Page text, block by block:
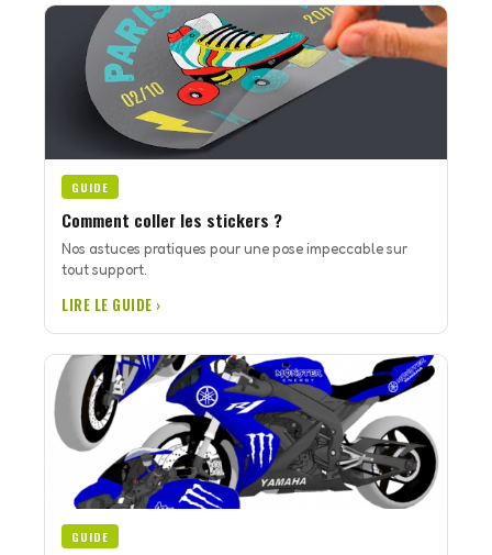
GUIDE
Comment coller les stickers ?
Nos astuces pratiques pour une pose impeccable sur
tout support.
LIRE LE GUIDE ›
GUIDE